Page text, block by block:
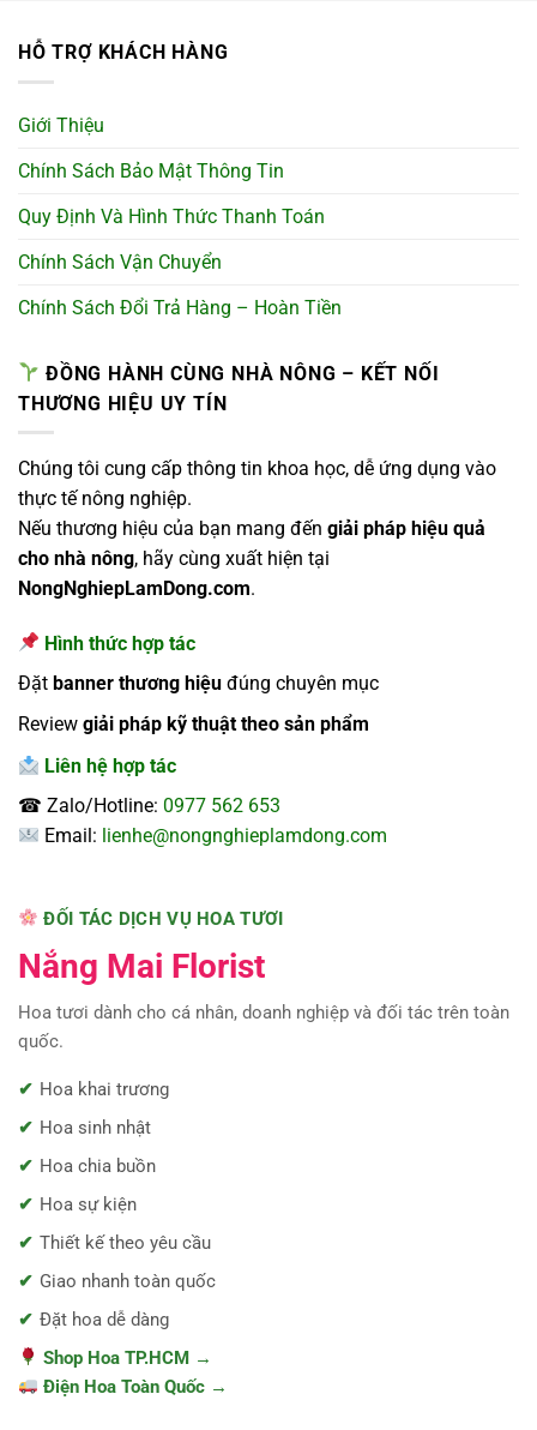
HỖ TRỢ KHÁCH HÀNG
Giới Thiệu
Chính Sách Bảo Mật Thông Tin
Quy Định Và Hình Thức Thanh Toán
Chính Sách Vận Chuyển
Chính Sách Đổi Trả Hàng – Hoàn Tiền
ĐỒNG HÀNH CÙNG NHÀ NÔNG – KẾT NỐI
THƯƠNG HIỆU UY TÍN
Chúng tôi cung cấp thông tin khoa học, dễ ứng dụng vào
thực tế nông nghiệp.
Nếu thương hiệu của bạn mang đến giải pháp hiệu quả
cho nhà nông, hãy cùng xuất hiện tại
NongNghiepLamDong.com.
Hình thức hợp tác
Đặt banner thương hiệu đúng chuyên mục
Review giải pháp kỹ thuật theo sản phẩm
Liên hệ hợp tác
☎ Zalo/Hotline: 0977 562 653
Email: lienhe@nongnghieplamdong.com
ĐỐI TÁC DỊCH VỤ HOA TƯƠI
Nắng Mai Florist
Hoa tươi dành cho cá nhân, doanh nghiệp và đối tác trên toàn
quốc.
Hoa khai trương
Hoa sinh nhật
Hoa chia buồn
Hoa sự kiện
Thiết kế theo yêu cầu
Giao nhanh toàn quốc
Đặt hoa dễ dàng
Shop Hoa TP.HCM →
Điện Hoa Toàn Quốc →